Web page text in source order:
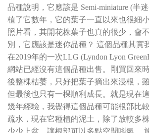
品種說明，它應該是 Semi-miniature (半
植了它數年，它的葉子一直以來也很細
照片看，其開花株葉子也真的很少，會
別，它應該是迷你品種？ 這個品種其實
在2019年的一次LLG (Lyndon Lyon
網站已經沒有這個品種出售。剛買回來
後整棵枯萎，只好把葉子摘出來浸根，
但最後也只有一棵順利成長。就是現在
幾年經驗，我覺得這個品種可能根部比
疏水，現在它種植的泥土，除了放較多